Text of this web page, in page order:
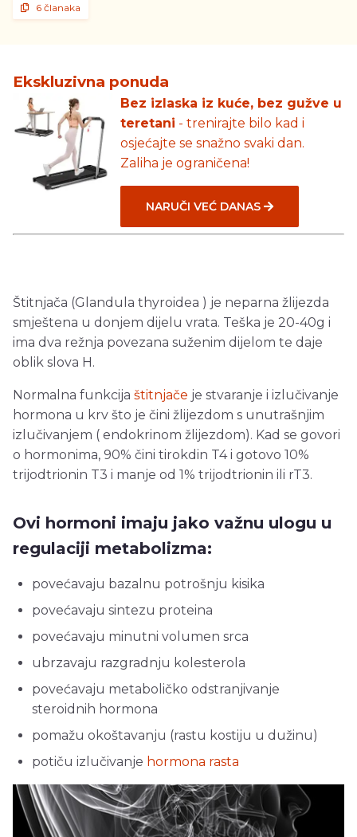
6 članaka
Ekskluzivna ponuda
Bez izlaska iz kuće, bez gužve u
teretani - trenirajte bilo kad i
osjećajte se snažno svaki dan.
Zaliha je ograničena!
NARUČI VEĆ DANAS
Štitnjača (Glandula thyroidea ) je neparna žlijezda
smještena u donjem dijelu vrata. Teška je 20-40g i
ima dva režnja povezana suženim dijelom te daje
oblik slova H.
Normalna funkcija štitnjače je stvaranje i izlučivanje
hormona u krv što je čini žlijezdom s unutrašnjim
izlučivanjem ( endokrinom žlijezdom). Kad se govori
o hormonima, 90% čini tirokdin T4 i gotovo 10%
trijodtrionin T3 i manje od 1% trijodtrionin ili rT3.
Ovi hormoni imaju jako važnu ulogu u
regulaciji metabolizma:
povećavaju bazalnu potrošnju kisika
povećavaju sintezu proteina
povećavaju minutni volumen srca
ubrzavaju razgradnju kolesterola
povećavaju metaboličko odstranjivanje
steroidnih hormona
pomažu okoštavanju (rastu kostiju u dužinu)
potiču izlučivanje hormona rasta